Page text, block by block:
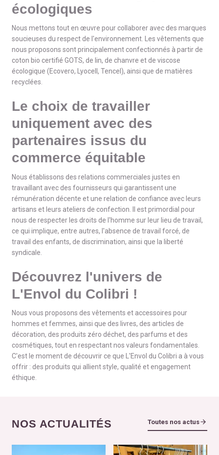
écologiques
Nous mettons tout en œuvre pour collaborer avec des marques
soucieuses du respect de l'environnement. Les vêtements que
nous proposons sont principalement confectionnés à partir de
coton bio certifié GOTS, de lin, de chanvre et de viscose
écologique (Ecovero, Lyocell, Tencel), ainsi que de matières
recyclées.
Le choix de travailler
uniquement avec des
partenaires issus du
commerce équitable
Nous établissons des relations commerciales justes en
travaillant avec des fournisseurs qui garantissent une
rémunération décente et une relation de confiance avec leurs
artisans et leurs ateliers de confection. Il est primordial pour
nous de respecter les droits de l'homme sur leur lieu de travail,
ce qui implique, entre autres, l'absence de travail forcé, de
travail des enfants, de discrimination, ainsi que la liberté
syndicale.
Découvrez l'univers de
L'Envol du Colibri !
Nous vous proposons des vêtements et accessoires pour
hommes et femmes, ainsi que des livres, des articles de
décoration, des produits zéro déchet, des parfums et des
cosmétiques, tout en respectant nos valeurs fondamentales.
C'est le moment de découvrir ce que L'Envol du Colibri a à vous
offrir : des produits qui allient style, qualité et engagement
éthique.
NOS ACTUALITÉS Toutes nos actus